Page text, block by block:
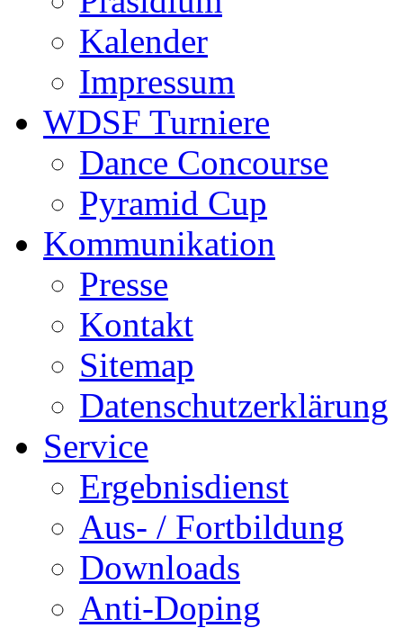
Kalender
Impressum
WDSF Turniere
Dance Concourse
Pyramid Cup
Kommunikation
Presse
Kontakt
Sitemap
Datenschutzerklärung
Service
Ergebnisdienst
Aus- / Fortbildung
Downloads
Anti-Doping